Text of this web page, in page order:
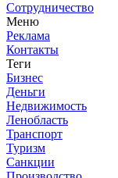
Сотрудничество
Меню
Реклама
Контакты
Теги
Бизнес
Деньги
Недвижимость
Ленобласть
Транспорт
Туризм
Санкции